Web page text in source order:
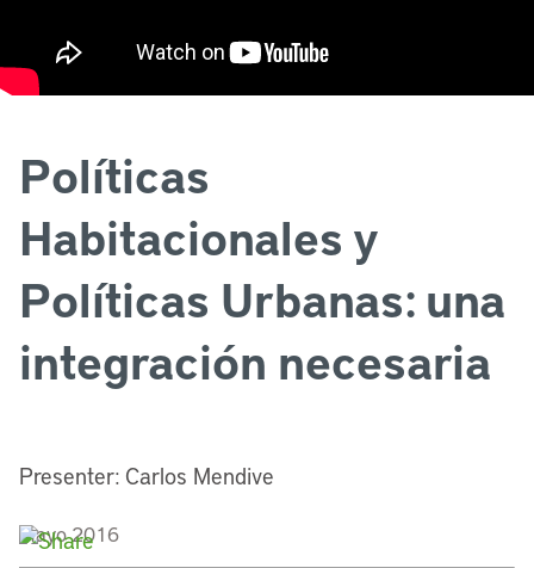
Políticas
Habitacionales y
Políticas Urbanas: una
integración necesaria
Presenter: Carlos Mendive
Mayo 2016